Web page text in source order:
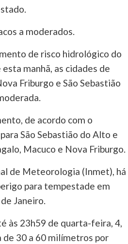
a moderados.
de risco hidrológico do
manhã, as cidades de
Friburgo e São Sebastião
de acordo com o
São Sebastião do Alto e
Macuco e Nova Friburgo.
de Meteorologia (Inmet), há
para tempestade em
Janeiro.
às 23h59 de quarta-feira, 4,
de 30 a 60 milímetros por